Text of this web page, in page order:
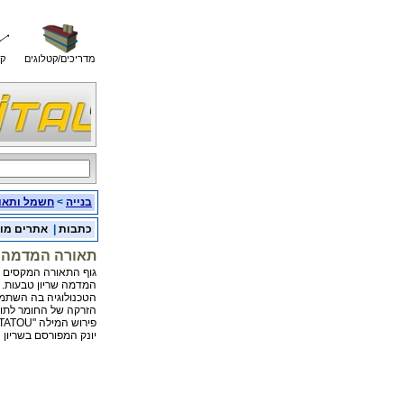
מדריכים/קטלוגים
בנייה > חשמל
כתבות אתרים
תאורה המדמה
גוף התאורה המקסים
המדמה שריון טבעות.
הטכנולוגיה בה
הזרקה של החומר
פירוש המילה "TATOU" בשפה הצרפתית הוא ארמדילו
יונק המפורסם